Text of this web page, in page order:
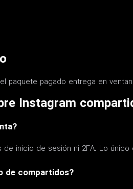
paquete pagado entrega en
Instagram
inicio de sesión ni 2FA. Lo
de compartidos?